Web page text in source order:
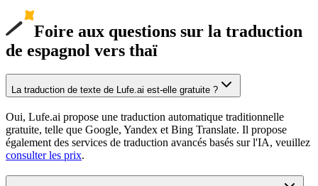
Foire aux questions sur la traduction
de espagnol vers thaï
La traduction de texte de Lufe.ai est-elle gratuite ?
Oui, Lufe.ai propose une traduction automatique traditionnelle
gratuite, telle que Google, Yandex et Bing Translate. Il propose
également des services de traduction avancés basés sur l'IA, veuillez
consulter les prix.